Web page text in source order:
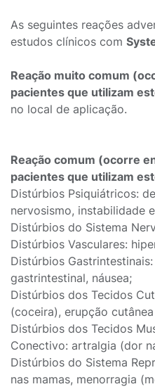
As seguintes reações
estudos clínicos com
Reação muito comum
pacientes que utilizam
no local de aplicação.
Reação comum (ocorre
pacientes que utilizam
Distúrbios Psiquiátricos:
nervosismo, instabilidade
Distúrbios do Sistema
Distúrbios Vasculares:
Distúrbios
gastrintestinal, náusea;
Distúrbios dos Tecidos
(coceira), erupção
Distúrbios dos Tecidos
Conectivo: artralgia (dor
Distúrbios do Sistema
nas mamas, menorragia